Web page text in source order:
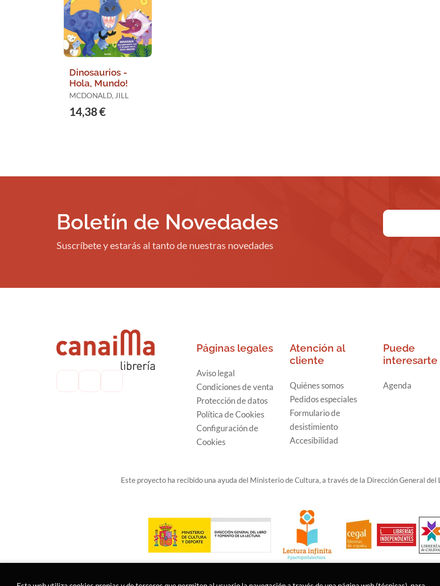
Dinosaurios -
Hola, Mundo!
MCDONALD, JILL
14,38 €
Boletín de Novedades
Suscríbete y estarás al tanto de nuestras novedades
Páginas legales
Aviso legal
Condiciones de venta
Protección de datos
Política de Cookies
Configuración de
Cookies
Atención al
cliente
Quiénes somos
Pedidos especiales
Formulario de
desistimiento
Accesibilidad
Puede
interesarte
Agenda
Este proyecto ha recibido una ayuda del Ministerio de Cultura, a través de la Dirección General del